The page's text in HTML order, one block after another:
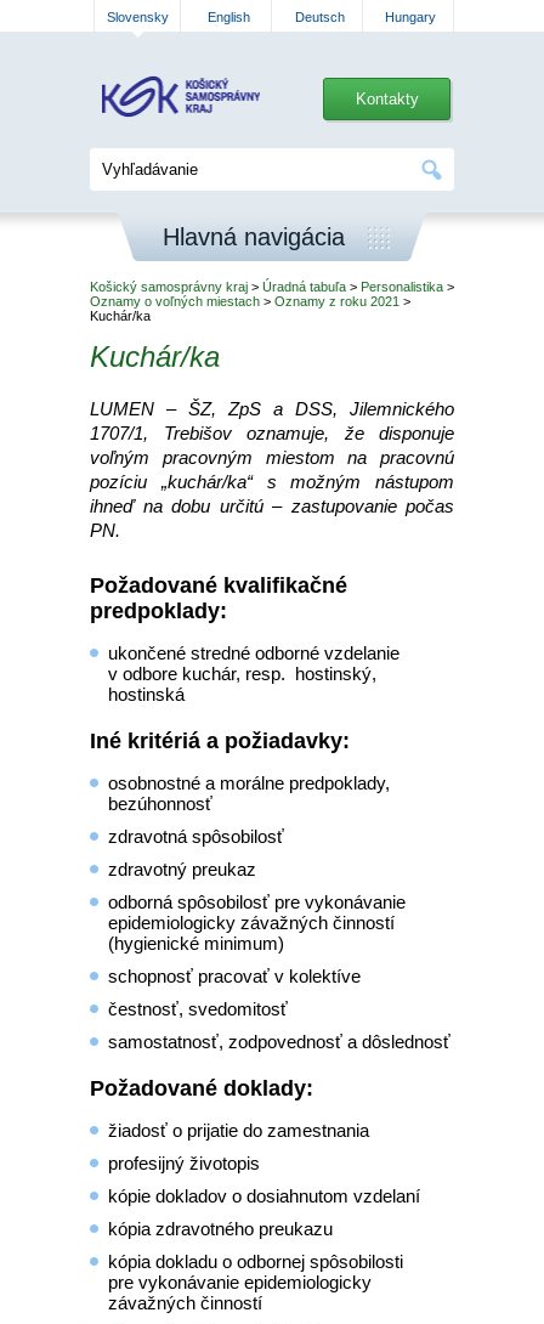
Slovensky English Deutsch Hungary
Kontakty
Hlavná navigácia
Košický samosprávny kraj > Úradná tabuľa > Personalistika >
Oznamy o voľných miestach > Oznamy z roku 2021 >
Kuchár/ka
Kuchár/ka
LUMEN – ŠZ, ZpS a DSS, Jilemnického
1707/1, Trebišov oznamuje, že disponuje
voľným pracovným miestom na pracovnú
pozíciu „kuchár/ka“ s možným nástupom
ihneď na dobu určitú – zastupovanie počas
PN.
Požadované kvalifikačné
predpoklady:
ukončené stredné odborné vzdelanie
v odbore kuchár, resp. hostinský,
hostinská
Iné kritériá a požiadavky:
osobnostné a morálne predpoklady,
bezúhonnosť
zdravotná spôsobilosť
zdravotný preukaz
odborná spôsobilosť pre vykonávanie
epidemiologicky závažných činností
(hygienické minimum)
schopnosť pracovať v kolektíve
čestnosť, svedomitosť
samostatnosť, zodpovednosť a dôslednosť
Požadované doklady:
žiadosť o prijatie do zamestnania
profesijný životopis
kópie dokladov o dosiahnutom vzdelaní
kópia zdravotného preukazu
kópia dokladu o odbornej spôsobilosti
pre vykonávanie epidemiologicky
závažných činností